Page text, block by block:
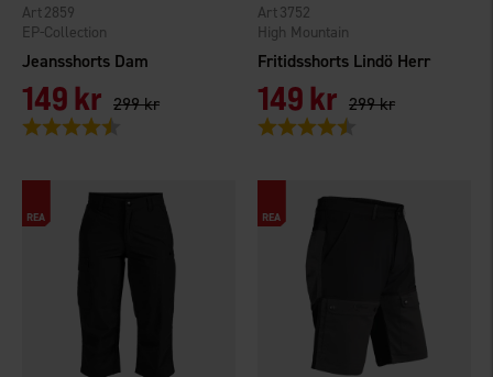
Jeansshorts Dam
EP-Collection
2859
149 kr 299 kr
Betyg:
Fritidsshorts Lindö Herr
High Mountain
3752
149 kr 299 kr
Betyg: